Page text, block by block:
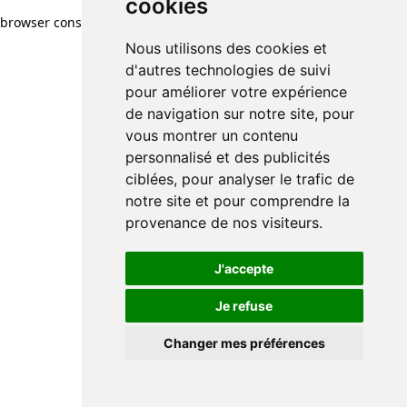
cookies
Nous utilisons des cookies et
d'autres technologies de suivi
pour améliorer votre expérience
de navigation sur notre site, pour
vous montrer un contenu
personnalisé et des publicités
ciblées, pour analyser le trafic de
notre site et pour comprendre la
provenance de nos visiteurs.
J'accepte
Je refuse
Changer mes préférences
browser console for more information)